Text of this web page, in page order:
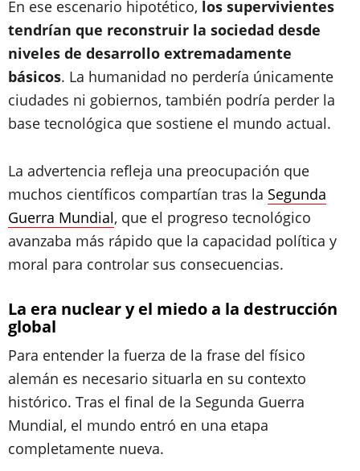
En ese escenario hipotético, los supervivientes
tendrían que reconstruir la sociedad desde
niveles de desarrollo extremadamente
básicos. La humanidad no perdería únicamente
ciudades ni gobiernos, también podría perder la
base tecnológica que sostiene el mundo actual.
La advertencia refleja una preocupación que
muchos científicos compartían tras la Segunda
Guerra Mundial, que el progreso tecnológico
avanzaba más rápido que la capacidad política y
moral para controlar sus consecuencias.
La era nuclear y el miedo a la destrucción
global
Para entender la fuerza de la frase del físico
alemán es necesario situarla en su contexto
histórico. Tras el final de la Segunda Guerra
Mundial, el mundo entró en una etapa
completamente nueva.